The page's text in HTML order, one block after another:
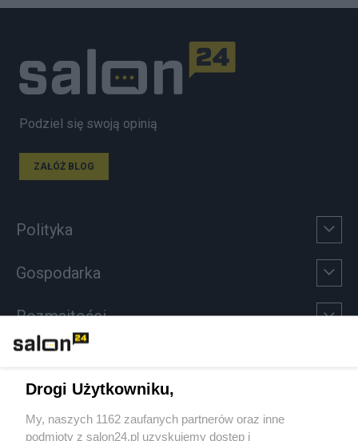
Podziel się swoją opinią
ZAŁÓŻ BLOG
Polityka
Gospodarka
Rozmaitości
Sport
Drogi Użytkowniku,
My, naszych 1162 zaufanych partnerów oraz inne
podmioty z salon24.pl uzyskujemy dostęp i